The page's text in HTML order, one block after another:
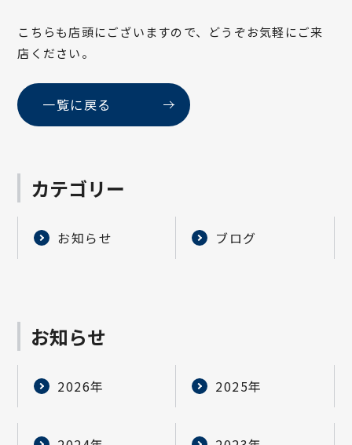
こちらも店頭にございますので、どうぞお気軽にご来
店ください。
一覧に戻る
カテゴリー
お知らせ ブログ
お知らせ
2026年 2025年